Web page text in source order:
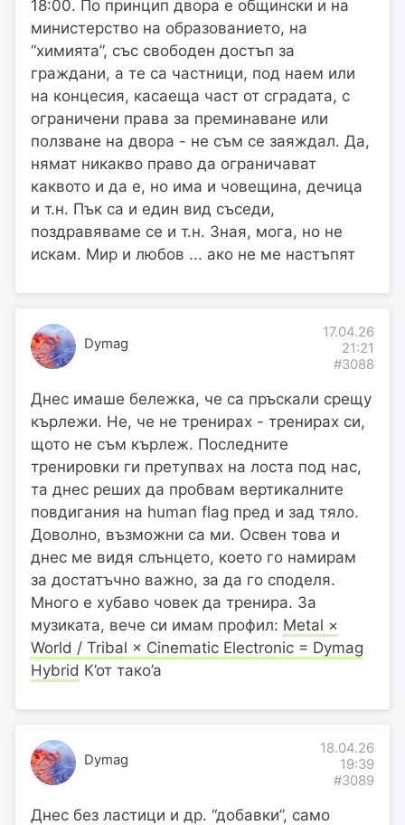
18:00. По принцип двора е общински и на
министерство на образованието, на
“химията”, със свободен достъп за
граждани, а те са частници, под наем или
на концесия, касаеща част от сградата, с
ограничени права за преминаване или
ползване на двора - не съм се заяждал. Да,
нямат никакво право да ограничават
каквото и да е, но има и човещина, дечица
и т.н. Пък са и един вид съседи,
поздравяваме се и т.н. Зная, мога, но не
искам. Мир и любов ... ако не ме настъпят
Dymag
17.04.26
21:21
#3088
Днес имаше бележка, че са пръскали срещу
кърлежи. Не, че не тренирах - тренирах си,
щото не съм кърлеж. Последните
тренировки ги претупвах на лоста под нас,
та днес реших да пробвам вертикалните
повдигания на human flag пред и зад тяло.
Доволно, възможни са ми. Освен това и
днес ме видя слънцето, което го намирам
за достатъчно важно, за да го споделя.
Много е хубаво човек да тренира. За
музиката, вече си имам профил: Metal ×
World / Tribal × Cinematic Electronic = Dymag
Hybrid К’от тако’а
Dymag
18.04.26
19:39
#3089
Днес без ластици и др. “добавки”, само